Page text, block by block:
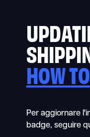
HOW TO
Per aggiornare
badge, seguire